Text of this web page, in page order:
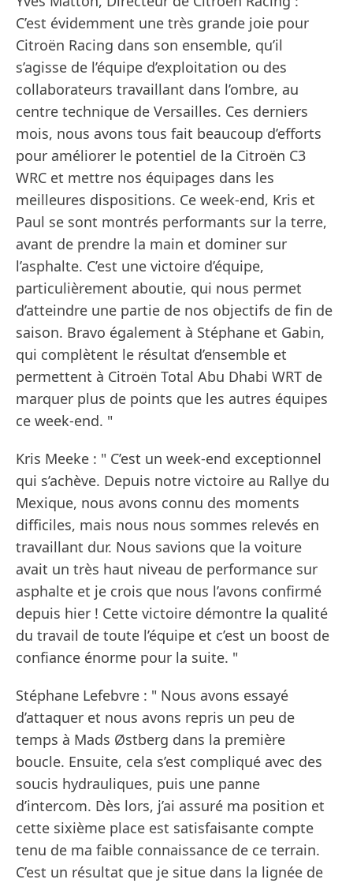
C’est évidemment une très grande joie pour
Citroën Racing dans son ensemble, qu’il
s’agisse de l’équipe d’exploitation ou des
collaborateurs travaillant dans l’ombre, au
centre technique de Versailles. Ces derniers
mois, nous avons tous fait beaucoup d’efforts
pour améliorer le potentiel de la Citroën C3
WRC et mettre nos équipages dans les
meilleures dispositions. Ce week-end, Kris et
Paul se sont montrés performants sur la terre,
avant de prendre la main et dominer sur
l’asphalte. C’est une victoire d’équipe,
particulièrement aboutie, qui nous permet
d’atteindre une partie de nos objectifs de fin de
saison. Bravo également à Stéphane et Gabin,
qui complètent le résultat d’ensemble et
permettent à Citroën Total Abu Dhabi WRT de
marquer plus de points que les autres équipes
ce week-end. "
Kris Meeke : " C’est un week-end exceptionnel
qui s’achève. Depuis notre victoire au Rallye du
Mexique, nous avons connu des moments
difficiles, mais nous nous sommes relevés en
travaillant dur. Nous savions que la voiture
avait un très haut niveau de performance sur
asphalte et je crois que nous l’avons confirmé
depuis hier ! Cette victoire démontre la qualité
du travail de toute l’équipe et c’est un boost de
confiance énorme pour la suite. "
Stéphane Lefebvre : " Nous avons essayé
d’attaquer et nous avons repris un peu de
temps à Mads Østberg dans la première
boucle. Ensuite, cela s’est compliqué avec des
soucis hydrauliques, puis une panne
d’intercom. Dès lors, j’ai assuré ma position et
cette sixième place est satisfaisante compte
tenu de ma faible connaissance de ce terrain.
C’est un résultat que je situe dans la lignée de